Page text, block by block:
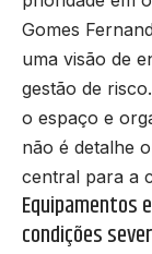
Gomes
uma visão de
gestão de
o espaço e
não é detalhe
central para a
Equipamentos
condições